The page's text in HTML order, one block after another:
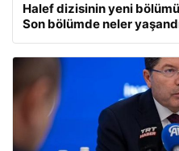
Halef dizisinin yeni
Son bölümde neler